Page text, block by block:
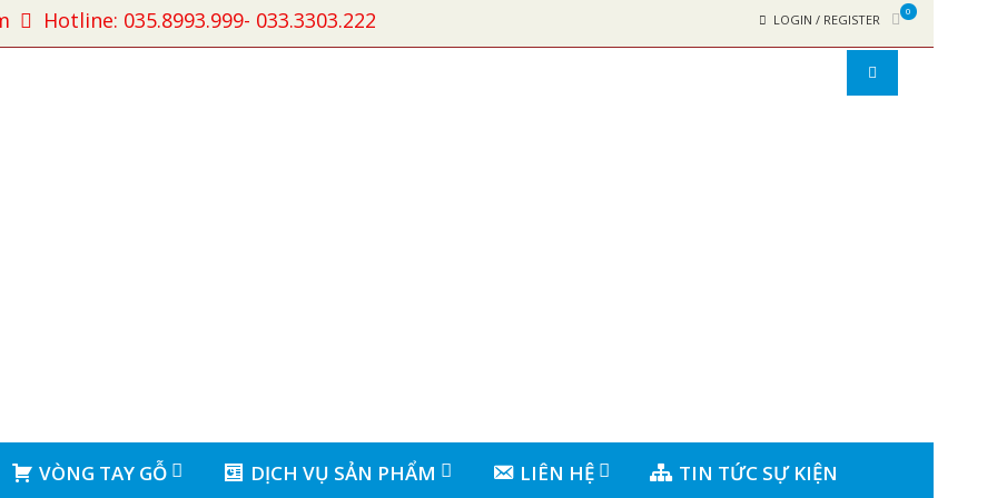
Hotline: 035.8993.999- 033.3303.222 LOGIN / REGISTER
0
VÒNG TAY GỖ DỊCH VỤ SẢN PHẨM LIÊN HỆ TIN TỨC SỰ KIỆN